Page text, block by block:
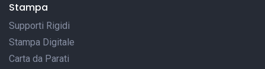
Stampa
Supporti Rigidi
Stampa Digitale
Carta da Parati